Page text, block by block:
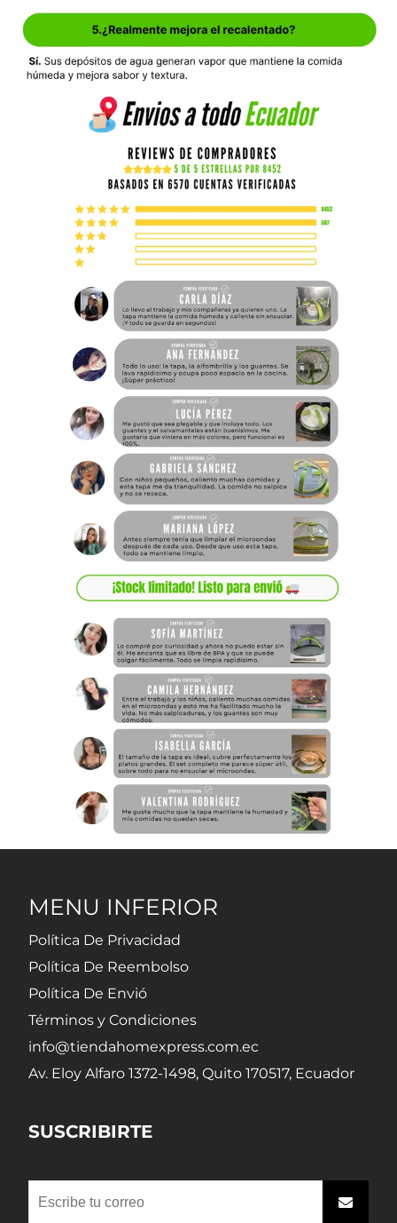
MENU INFERIOR
Política De Privacidad
Política De Reembolso
Política De Envió
Términos y Condiciones
info@tiendahomexpress.com.ec
Av. Eloy Alfaro 1372-1498, Quito 170517, Ecuador
SUSCRIBIRTE